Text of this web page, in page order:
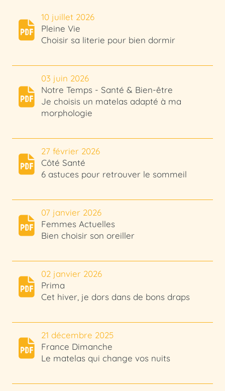
10 juillet 2026
Pleine Vie
Choisir sa literie pour bien dormir
03 juin 2026
Notre Temps - Santé & Bien-être
Je choisis un matelas adapté à ma
morphologie
27 février 2026
Côté Santé
6 astuces pour retrouver le sommeil
07 janvier 2026
Femmes Actuelles
Bien choisir son oreiller
02 janvier 2026
Prima
Cet hiver, je dors dans de bons draps
21 décembre 2025
France Dimanche
Le matelas qui change vos nuits